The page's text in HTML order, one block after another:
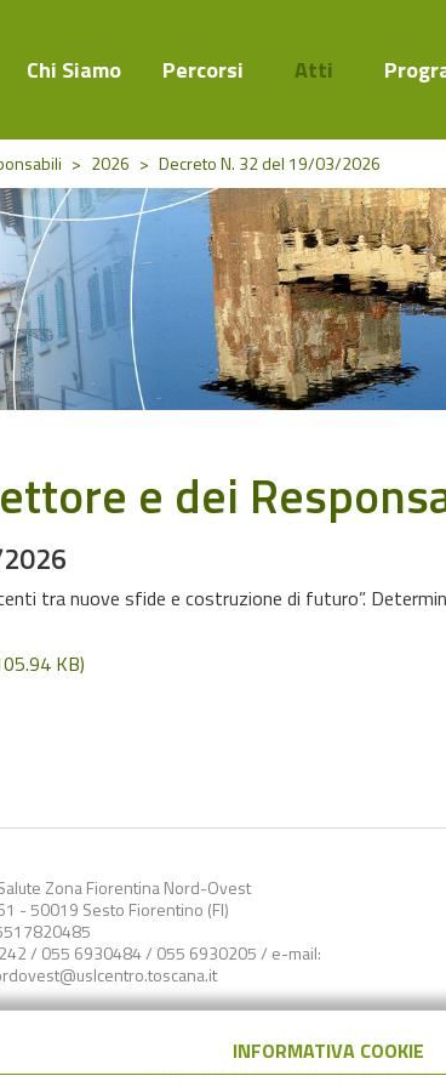
Chi Siamo Percorsi Atti
> 2026 > Decreto N. 32 del 19/03/2026
e dei
tra nuove sfide e costruzione di futuro”.
KB)
Zona Fiorentina Nord-Ovest
- 50019 Sesto Fiorentino (FI)
/ 055 6930484 / 055 6930205 / e-mail:
Mappa del Sito Privacy Policy
INFORMATIVA COOKIE